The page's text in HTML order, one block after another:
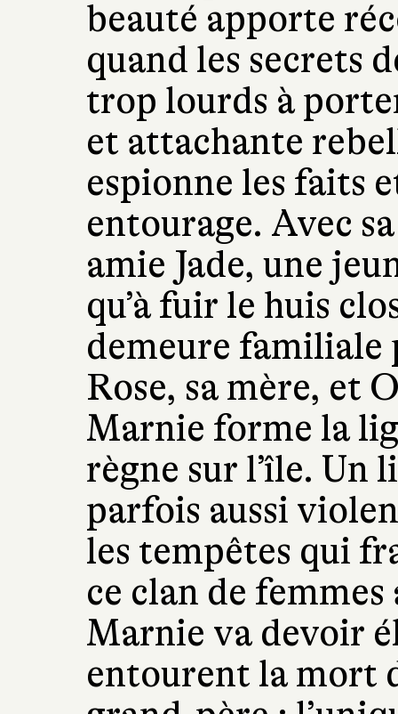
beauté apporte
quand les secrets
trop lourds à
et attachante
espionne les faits
entourage. Avec
amie Jade, une
qu’à fuir le huis
demeure familiale
Rose, sa mère, et
Marnie forme la
règne sur l’île. Un
parfois aussi
les tempêtes qui
ce clan de
Marnie va devoir
entourent la mort